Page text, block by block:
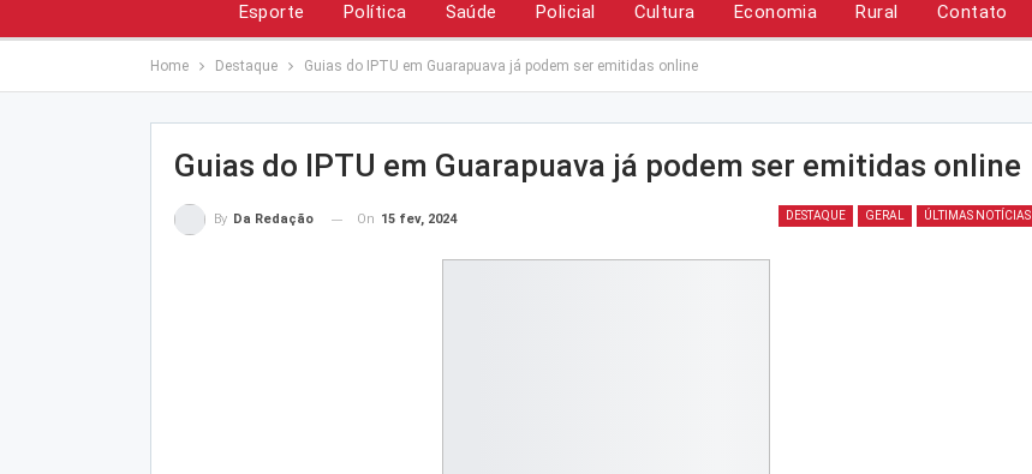
Esporte Política Saúde Policial Cultura Economia Rural Contato
Home Destaque Guias do IPTU em Guarapuava já podem ser emitidas online
Guias do IPTU em Guarapuava já podem ser emitidas online
DESTAQUE GERAL ÚLTIMAS NOTÍCIAS
By Da Redação On 15 fev, 2024